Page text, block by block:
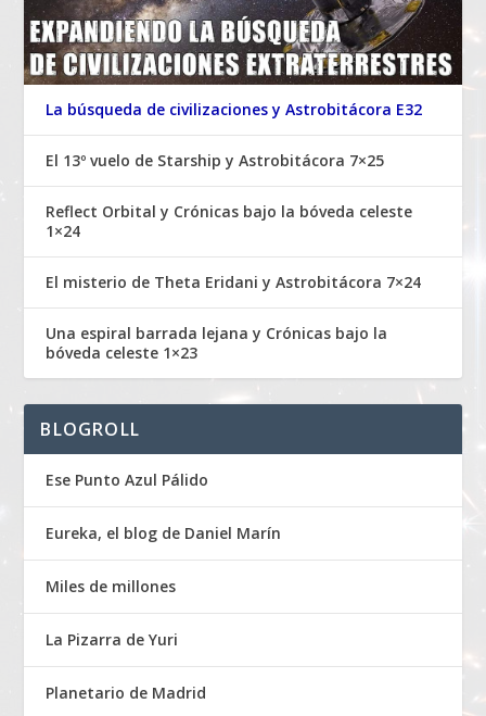
La búsqueda de civilizaciones y Astrobitácora E32
El 13º vuelo de Starship y Astrobitácora 7×25
Reflect Orbital y Crónicas bajo la bóveda celeste
1×24
El misterio de Theta Eridani y Astrobitácora 7×24
Una espiral barrada lejana y Crónicas bajo la
bóveda celeste 1×23
BLOGROLL
Ese Punto Azul Pálido
Eureka, el blog de Daniel Marín
Miles de millones
La Pizarra de Yuri
Planetario de Madrid